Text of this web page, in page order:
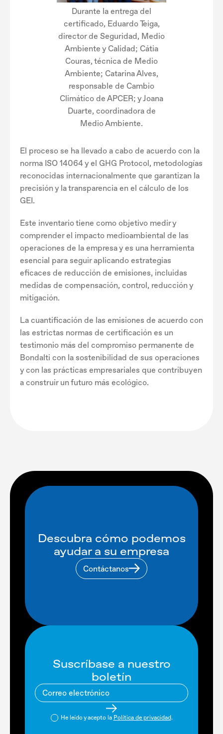
Durante la entrega del
certificado, Eduardo Teiga,
director de Seguridad, Medio
Ambiente y Calidad; Cátia
Couras, técnica de Medio
Ambiente; Catarina Alves,
responsable de Cambio
Climático de APCER; y Joana
Duarte, coordinadora de
Medio Ambiente.
El proceso se ha llevado a cabo de acuerdo con la
norma ISO 14064 y el GHG Protocol, metodologías
reconocidas internacionalmente que garantizan la
precisión y la transparencia en el cálculo de los
GEI.
Este inventario tiene como objetivo medir y
comprender el impacto medioambiental de las
operaciones de la empresa y es una herramienta
esencial para seguir aplicando estrategias
eficaces de reducción de emisiones, incluidas
medidas de compensación, control, reducción y
mitigación.
La cuantificación de las emisiones de acuerdo con
las estrictas normas de certificación es un
testimonio más del compromiso permanente de
Bondalti con la sostenibilidad de sus operaciones
y con las prácticas empresariales que contribuyen
a construir un futuro más ecológico.
Descubra cómo podemos
ayudar a su empresa
Contáctanos
Suscríbase a nuestro
boletín
He leído y acepto la Política de privacidad.